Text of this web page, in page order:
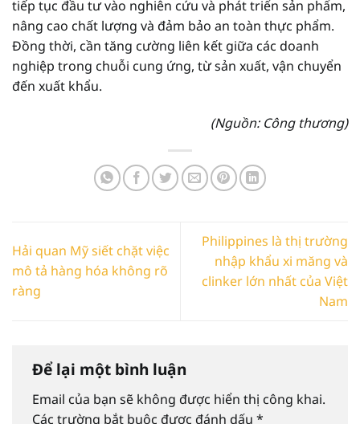
tiếp tục đầu tư vào nghiên cứu và phát triển sản phẩm,
nâng cao chất lượng và đảm bảo an toàn thực phẩm.
Đồng thời, cần tăng cường liên kết giữa các doanh
nghiệp trong chuỗi cung ứng, từ sản xuất, vận chuyển
đến xuất khẩu.
(Nguồn: Công thương)
Hải quan Mỹ siết chặt việc
mô tả hàng hóa không rõ
ràng
Philippines là thị trường
nhập khẩu xi măng và
clinker lớn nhất của Việt
Nam
Để lại một bình luận
Email của bạn sẽ không được hiển thị công khai.
Các trường bắt buộc được đánh dấu *